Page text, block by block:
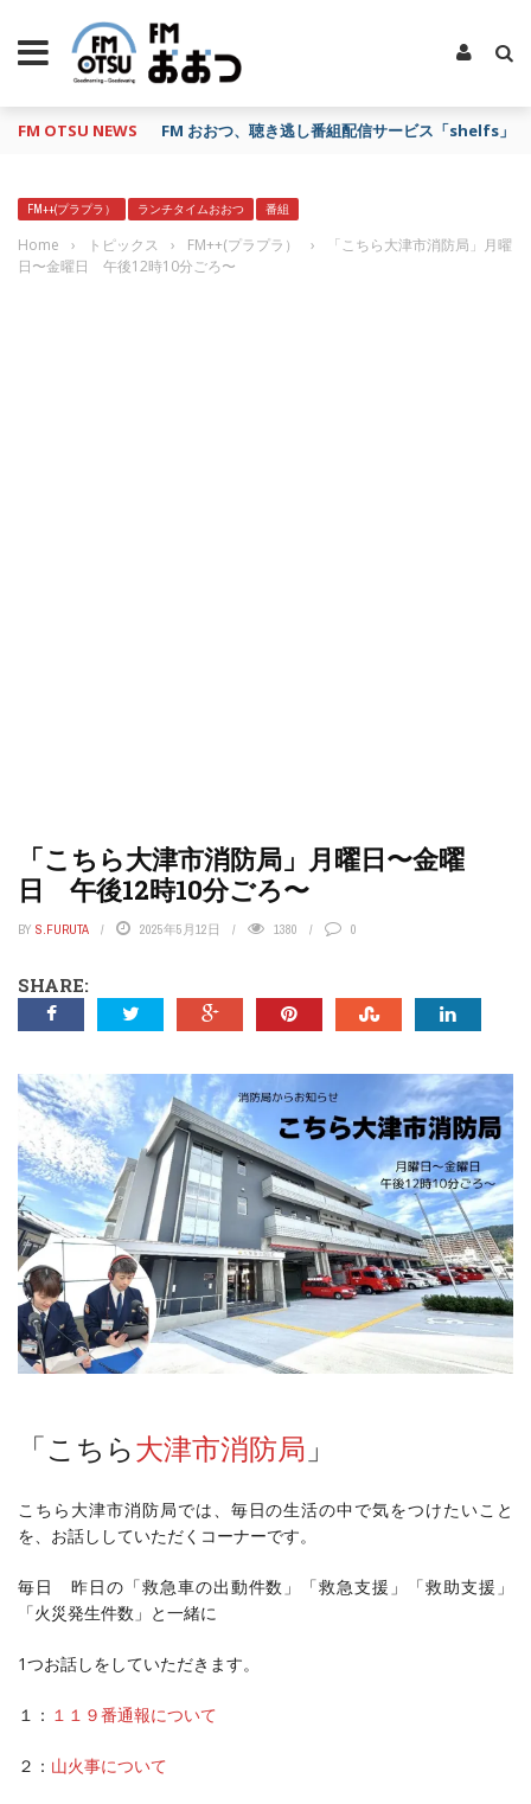
FM OTSU NEWS FM おおつ、聴き逃し番組配信サービス「shelfs」
FM++(プラプラ） ランチタイムおおつ 番組
Home › トピックス › FM++(プラプラ） ›
「こちら大津市消防局」月曜
日〜金曜日 午後12時10分ごろ〜
「こちら大津市消防局」月曜日〜金曜
日 午後12時10分ごろ〜
BY S.FURUTA 2025年5月12日 1380 0
SHARE:
「こちら大津市消防局 」
こちら大津市消防局では、毎日の生活の中で気をつけたいこと
を、お話ししていただくコーナーです。
毎日 昨日の「救急車の出動件数」「救急支援」「救助支援」
「火災発生件数」と一緒に
1つお話しをしていただきます。
１： １１９番通報について
２： 山火事について